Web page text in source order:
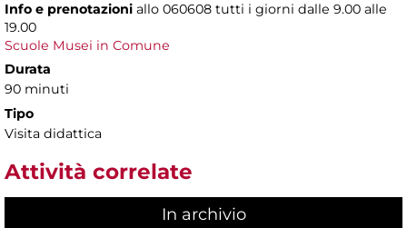
Info e prenotazioni allo 060608 tutti i giorni dalle 9.00 alle
19.00
Scuole Musei in Comune
Durata
90 minuti
Tipo
Visita didattica
Attività correlate
In archivio